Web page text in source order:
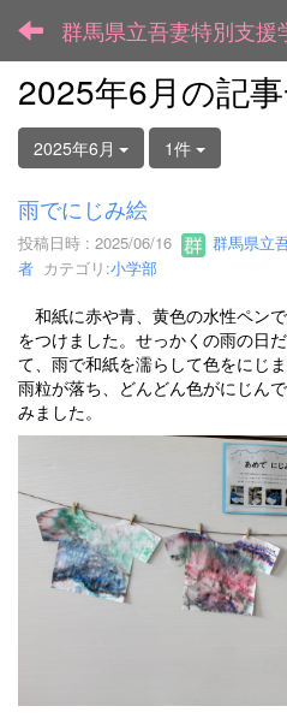
群馬県立吾妻特別支援
2025年6月の記
2025年6月 1件
雨でにじみ絵
投稿日時 : 2025/06/16
群馬県立
者 カテゴリ:小学部
和紙に赤や青、黄色の水性ペン
をつけました。せっかくの雨の日
て、雨で和紙を濡らして色をにじ
雨粒が落ち、どんどん色がにじん
みました。